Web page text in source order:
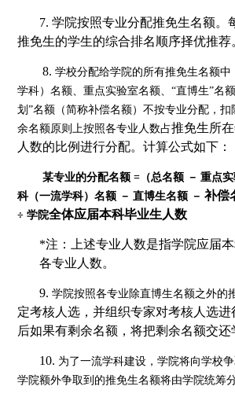
7.学院按照专业分配推免生名额。
推免生的学生的综合排名顺序择优推荐
8.学校分配给学院的所有推免生名额
学科）名额、重点实验室名额、“直博生”名
划”名额（简称补偿名额）不按专业分配，
余名额原则上按照各专业人数占推免生所
人数的比例进行分配。计算公式如下：
某专业的分配名额 =（总名额 － 重点
科（一流学科）名额 － 直博生名额 － 补偿
÷ 学院全体应届本科毕业生人数
*注 ： 上述专业人数是指学院应届
各专业人数。
9.学院按照各专业除直博生名额之外的
定考核人选，并组织专家对考核人选
后如果有剩余名额，将把剩余名额交还
10. 为了一流学科建设，学院将向学校
学院额外争取到的推免生名额将由学院统筹分